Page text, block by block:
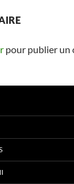
pour publier un